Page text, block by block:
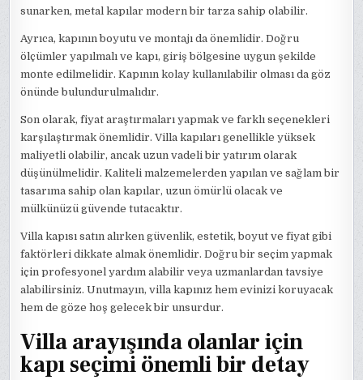
sunarken, metal kapılar modern bir tarza sahip olabilir.
Ayrıca, kapının boyutu ve montajı da önemlidir. Doğru
ölçümler yapılmalı ve kapı, giriş bölgesine uygun şekilde
monte edilmelidir. Kapının kolay kullanılabilir olması da göz
önünde bulundurulmalıdır.
Son olarak, fiyat araştırmaları yapmak ve farklı seçenekleri
karşılaştırmak önemlidir. Villa kapıları genellikle yüksek
maliyetli olabilir, ancak uzun vadeli bir yatırım olarak
düşünülmelidir. Kaliteli malzemelerden yapılan ve sağlam bir
tasarıma sahip olan kapılar, uzun ömürlü olacak ve
mülkünüzü güvende tutacaktır.
Villa kapısı satın alırken güvenlik, estetik, boyut ve fiyat gibi
faktörleri dikkate almak önemlidir. Doğru bir seçim yapmak
için profesyonel yardım alabilir veya uzmanlardan tavsiye
alabilirsiniz. Unutmayın, villa kapınız hem evinizi koruyacak
hem de göze hoş gelecek bir unsurdur.
Villa arayışında olanlar için
kapı seçimi önemli bir detay